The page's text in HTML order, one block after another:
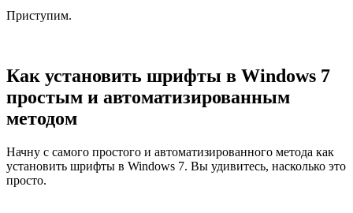
Приступим.
Как установить шрифты в Windows 7
простым и автоматизированным
методом
Начну с самого простого и автоматизированного метода как
установить шрифты в Windows 7. Вы удивитесь, насколько это
просто.